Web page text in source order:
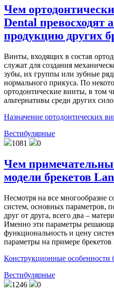
Чем
Dental превосходят
продукцию других
Винты, входящих в состав
служат для создания
зубы, их группы или зубные
нормального прикуса. По
ортодонтические винты, в том
альтернативы среди других
Назначение ортодонтических
Вестибулярные
1081
0
Чем
модели брекетов
Несмотря на все многообразие
систем, основных параметров,
друг от друга, всего два –
Именно эти параметры
функциональность и цену
параметры на примере брекетов
Конструкционные особенности
Вестибулярные
1246
0